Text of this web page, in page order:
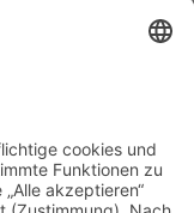
– nervöse
Praxis - ADHS /
Praxis -